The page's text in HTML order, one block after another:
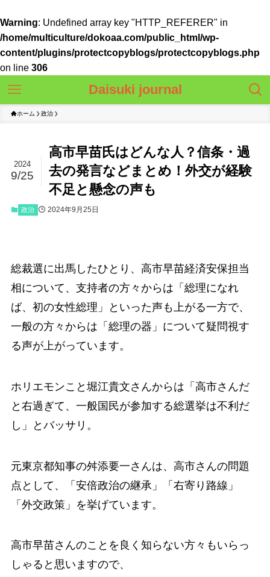
Warning: Undefined array key "HTTP_REFERER" in
/home/multiculture/dokoaa.com/public_html/wp-
content/plugins/protectcopyblogs/protectcopyblogs.php
on line 306
Daisuki journal
ホーム 政治
高市早苗氏はどんな人？信条・過
去の発言などまとめ！外交が経験
不足と懸念の声も
2024
9/25
政治 2024年9月25日
総裁選に出馬したひとり、高市早苗経済安保担当
相について、支持者の方々からは「総理になれ
ば、初の女性総理」といった声も上がる一方で、
一般の方々からは「総理の器」について疑問視す
る声が上がっています。
ホリエモンこと堀江貴文さんからは「高市さんだ
と右過ぎて、一般国民が参加する総選挙は不利だ
し」とバッサリ。
元東京都知事の舛添要一さんは、高市さんの問題
点として、「安倍政治の継承」「右寄り路線」
「外交政策」を挙げています。
高市早苗さんのことを良く知らない方々もいらっ
しゃると思いますので、